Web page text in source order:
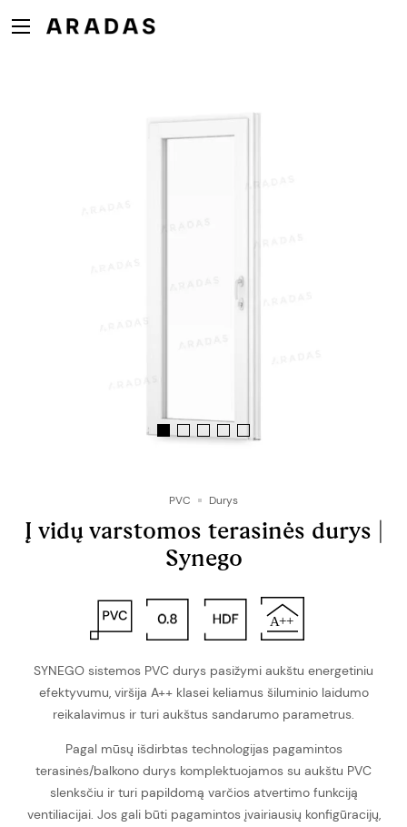
PVC Durys
Į vidų varstomos terasinės durys |
Synego
SYNEGO sistemos PVC durys pasižymi aukštu energetiniu
efektyvumu, viršija A++ klasei keliamus šiluminio laidumo
reikalavimus ir turi aukštus sandarumo parametrus.
Pagal mūsų išdirbtas technologijas pagamintos
terasinės/balkono durys komplektuojamos su aukštu PVC
slenksčiu ir turi papildomą varčios atvertimo funkciją
ventiliacijai. Jos gali būti pagamintos įvairiausių konfigūracijų,